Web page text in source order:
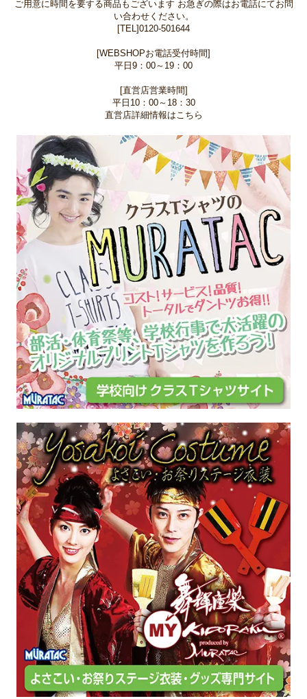
ご用意に時間を要する商品もございます お急ぎの際はお電話にてお問
い合わせください。
[TEL]0120-501644
[WEBSHOPお電話受付時間]
平日9：00～19：00
[直営店営業時間]
平日10：00～18：30
直営店詳細情報はこちら